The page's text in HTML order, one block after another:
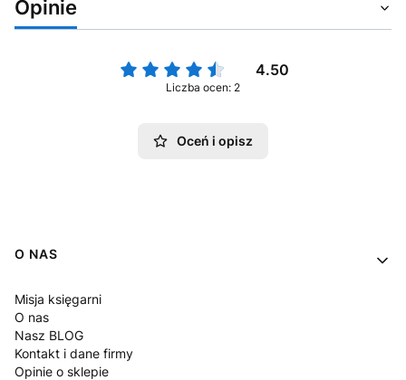
Opinie
4.50
Liczba ocen: 2
Oceń i opisz
Linki w stopce
O NAS
Misja księgarni
O nas
Nasz BLOG
Kontakt i dane firmy
Opinie o sklepie